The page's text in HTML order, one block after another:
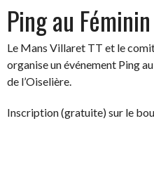
Ping au
Le Mans Villaret TT et le
organise un événement Ping
de l’Oiselière.
Inscription (gratuite) sur le